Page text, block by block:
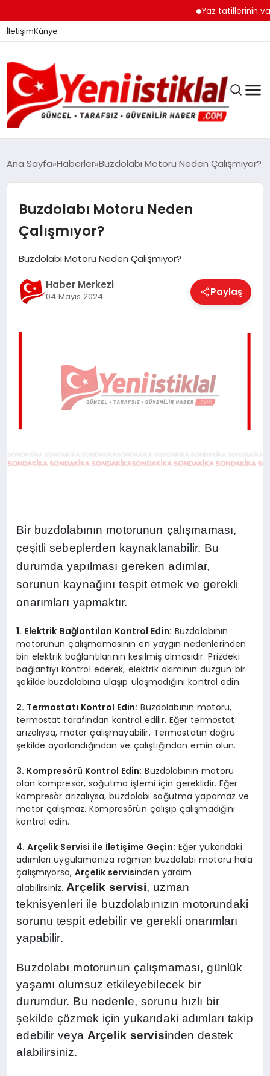
Yaz tatillerinin
İletişimKünye
DÜNYA
EĞITIM
SPOR
Ana Sayfa Haberler Buzdolabı Motoru Neden Çalışmıyor?
Buzdolabı Motoru Neden
Çalışmıyor?
Buzdolabı Motoru Neden Çalışmıyor?
Haber Merkezi
04 Mayıs 2024 Paylaş
Bir buzdolabının motorunun çalışmaması,
çeşitli sebeplerden kaynaklanabilir. Bu
durumda yapılması gereken adımlar,
sorunun kaynağını tespit etmek ve gerekli
onarımları yapmaktır.
1. Elektrik Bağlantıları Kontrol Edin: Buzdolabının
motorunun çalışmamasının en yaygın nedenlerinden
biri elektrik bağlantılarının kesilmiş olmasıdır. Prizdeki
bağlantıyı kontrol ederek, elektrik akımının düzgün bir
şekilde buzdolabına ulaşıp ulaşmadığını kontrol edin.
2. Termostatı Kontrol Edin: Buzdolabının motoru,
termostat tarafından kontrol edilir. Eğer termostat
arızalıysa, motor çalışmayabilir. Termostatın doğru
şekilde ayarlandığından ve çalıştığından emin olun.
3. Kompresörü Kontrol Edin: Buzdolabının motoru
olan kompresör, soğutma işlemi için gereklidir. Eğer
kompresör arızalıysa, buzdolabı soğutma yapamaz ve
motor çalışmaz. Kompresörün çalışıp çalışmadığını
kontrol edin.
4. Arçelik Servisi ile İletişime Geçin: Eğer yukarıdaki
adımları uygulamanıza rağmen buzdolabı motoru hala
çalışmıyorsa,Arçelik servisinden yardım
alabilirsiniz.Arçelik servisi, uzman
teknisyenleri ile buzdolabınızın motorundaki
sorunu tespit edebilir ve gerekli onarımları
yapabilir.
Buzdolabı motorunun çalışmaması, günlük
yaşamı olumsuz etkileyebilecek bir
durumdur. Bu nedenle, sorunu hızlı bir
şekilde çözmek için yukarıdaki adımları takip
edebilir veya Arçelik servisinden destek
alabilirsiniz.